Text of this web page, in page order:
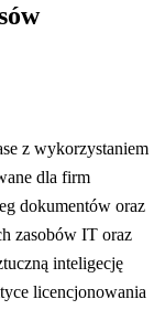
z wykorzystaniem
dla firm
dokumentów oraz
zasobów IT oraz
inteligecję
licencjonowania